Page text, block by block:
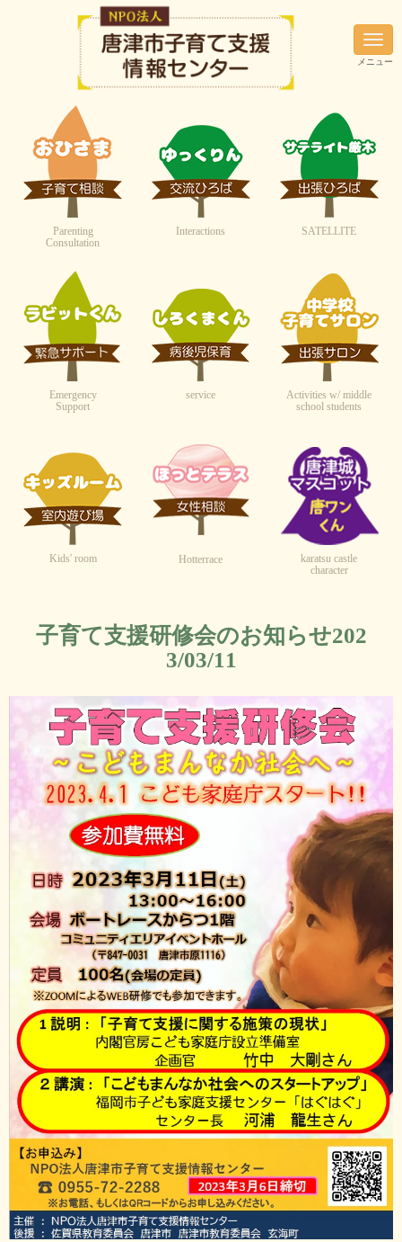
N
a
v
i
o
メニュー
Parenting
Consultation
Interactions SATELLITE
Emergency
Support
service
Activities w/ middle
school students
Kids' room Hotterrace
karatsu castle
character
子育て支援研修会のお知らせ202
3/03/11